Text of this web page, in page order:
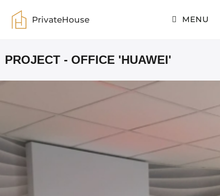
PrivateHouse MENU
PROJECT - OFFICE 'HUAWEI'